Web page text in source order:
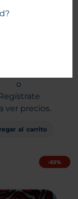
o
ver precios.
al carrito
-52%